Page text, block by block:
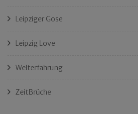
Leipziger Gose
Leipzig Love
Welterfahrung
ZeitBrüche